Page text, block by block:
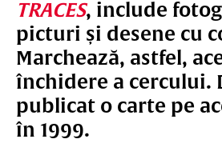
TRACES, include
picturi și desene cu
Marchează, astfel,
închidere a cercului.
publicat o carte pe
în 1999.